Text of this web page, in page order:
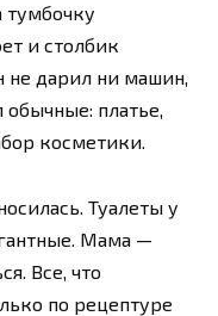
тумбочку
и столбик
не дарил ни машин,
платье,
косметики.
Туалеты у
Мама —
Все, что
по рецептуре